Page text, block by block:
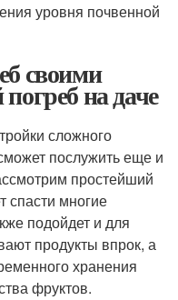
уровня почвенной
своими
на даче
сложного
послужить еще и
простейший
спасти многие
подойдет и для
продукты впрок, а
хранения
фруктов.